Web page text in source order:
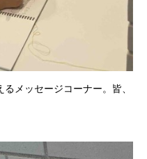
メッセージコーナー。皆、